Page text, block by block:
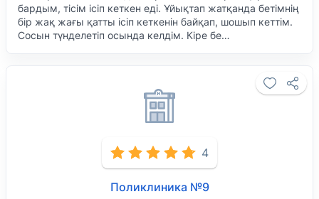
бардым, тісім ісіп кеткен еді. Ұйықтап жатқанда бетімнің
бір жақ жағы қатты ісіп кеткенін байқап, шошып кеттім.
Сосын түнделетіп осында келдім. Кіре бе…
4
Поликлиника №9